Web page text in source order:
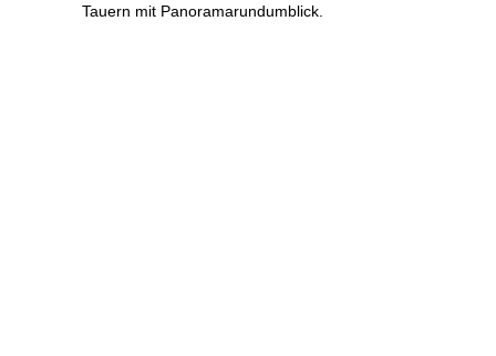
Tauern mit Panoramarundumblick.